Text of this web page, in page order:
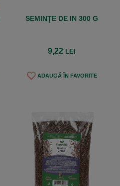
SEMINȚE DE IN 300 G
9,22 LEI
ADAUGĂ ÎN FAVORITE